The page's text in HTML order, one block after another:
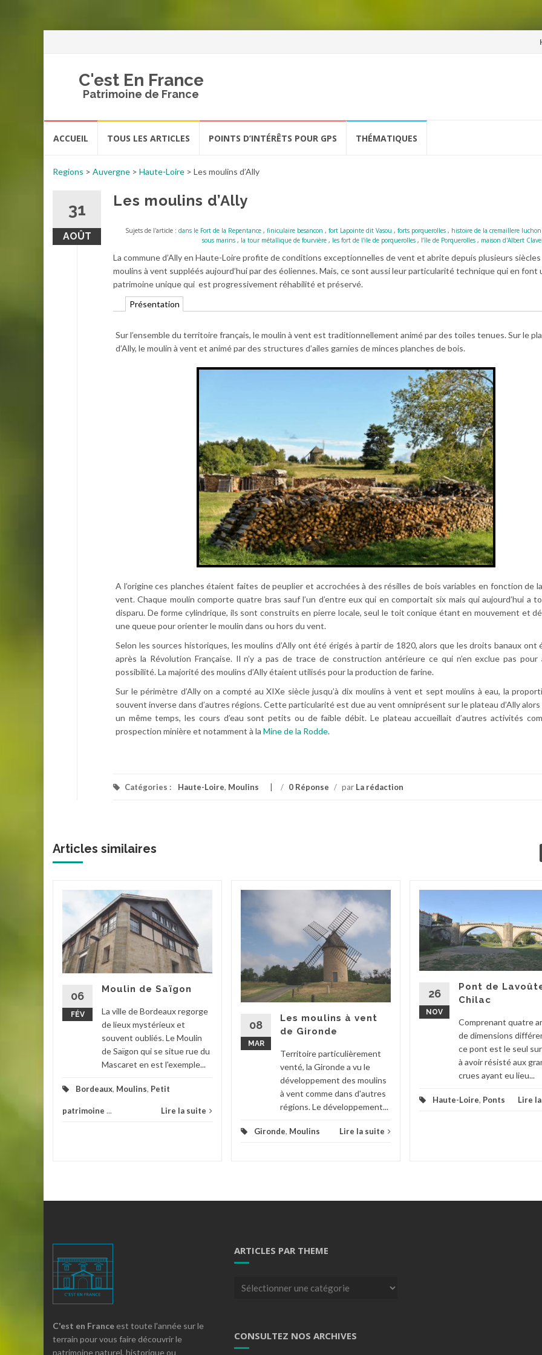
C'est En France
Patrimoine de France
ACCUEIL TOUS LES ARTICLES POINTS D’INTÉRÊTS POUR GPS THÉMATIQUES
Regions > Auvergne > Haute-Loire > Les moulins d’Ally
31
AOÛT
Les moulins d’Ally
Sujets de l'article : dans le Fort de la Repentance , finiculaire besancon , fort Lapointe dit Vasou , forts porquerolles , histoire de la cremaillere luchon
sous marins , la tour métallique de fourvière , les fort de l'ile de porquerolles , l’île de Porquerolles , maison d'Albert
La commune d’Ally en Haute-Loire profite de conditions exceptionnelles de vent et abrite depuis plusieurs siècles
moulins à vent suppléés aujourd’hui par des éoliennes. Mais, ce sont aussi leur particularité technique qui en font
patrimoine unique qui est progressivement réhabilité et préservé.
Présentation
Sur l’ensemble du territoire français, le moulin à vent est traditionnellement animé par des toiles tenues. Sur le
d’Ally, le moulin à vent et animé par des structures d’ailes garnies de minces planches de bois.
A l’origine ces planches étaient faites de peuplier et accrochées à des résilles de bois variables en fonction de
vent. Chaque moulin comporte quatre bras sauf l’un d’entre eux qui en comportait six mais qui aujourd’hui a
disparu. De forme cylindrique, ils sont construits en pierre locale, seul le toit conique étant en mouvement et
une queue pour orienter le moulin dans ou hors du vent.
Selon les sources historiques, les moulins d’Ally ont été érigés à partir de 1820, alors que les droits banaux ont
après la Révolution Française. Il n’y a pas de trace de construction antérieure ce qui n’en exclue pas pour
possibilité. La majorité des moulins d’Ally étaient utilisés pour la production de farine.
Sur le périmètre d’Ally on a compté au XIXe siècle jusqu’à dix moulins à vent et sept moulins à eau, la
souvent inverse dans d’autres régions. Cette particularité est due au vent omniprésent sur le plateau d’Ally alors
un même temps, les cours d’eau sont petits ou de faible débit. Le plateau accueillait d’autres activités
prospection minière et notamment à la Mine de la Rodde.
Catégories : Haute-Loire, Moulins / 0 Réponse / par La rédaction
Articles similaires
06
FÉV
Moulin de Saïgon
La ville de Bordeaux regorge
de lieux mystérieux et
souvent oubliés. Le Moulin
de Saïgon qui se situe rue du
Mascaret en est l'exemple...
Bordeaux, Moulins, Petit
patrimoine ... Lire la suite
08
MAR
Les moulins à vent
de Gironde
Territoire particulièrement
venté, la Gironde a vu le
développement des moulins
à vent comme dans d'autres
régions. Le développement...
Gironde, Moulins Lire la suite
26
NOV
Pont de
Chilac
Comprenant quatre
de dimensions
ce pont est le seul
à avoir résisté aux
crues ayant eu lieu...
Haute-Loire, Ponts Lire
C'est en France est toute l'année sur le
terrain pour vous faire découvrir le
patrimoine naturel, historique ou
ARTICLES PAR THEME
Articles
CONSULTEZ NOS ARCHIVES